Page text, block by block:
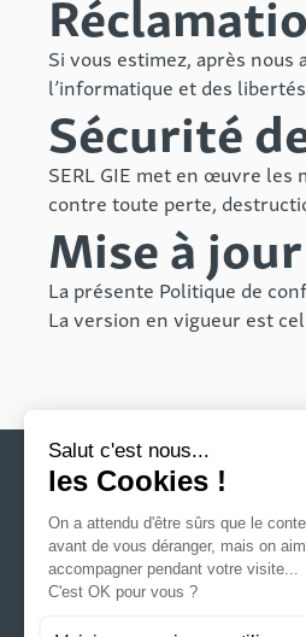
Si vous estimez, après
l’informatique et des
Sécurité
SERL GIE met en œuvre les
contre toute perte,
Mise à
La présente Politique de
La version en vigueur est
Adresse